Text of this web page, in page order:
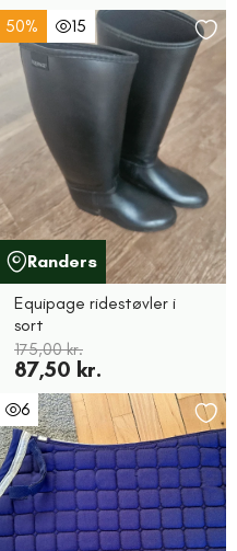
50% 15
Randers
Equipage ridestøvler i
sort
175,00 kr.
87,50 kr.
6